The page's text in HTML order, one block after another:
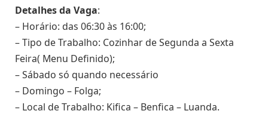
Detalhes da Vaga:
– Horário: das 06:30 às 16:00;
– Tipo de Trabalho: Cozinhar de Segunda a Sexta
Feira( Menu Definido);
– Sábado só quando necessário
– Domingo – Folga;
– Local de Trabalho: Kifica – Benfica – Luanda.